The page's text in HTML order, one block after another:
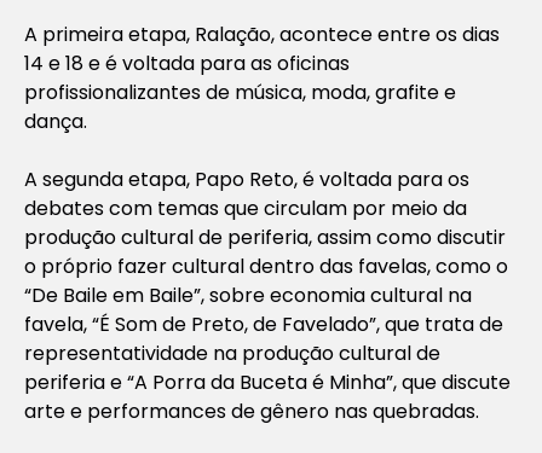
A primeira etapa, Ralação, acontece entre os dias
14 e 18 e é voltada para as oficinas
profissionalizantes de música, moda, grafite e
dança.
A segunda etapa, Papo Reto, é voltada para os
debates com temas que circulam por meio da
produção cultural de periferia, assim como discutir
o próprio fazer cultural dentro das favelas, como o
“De Baile em Baile”, sobre economia cultural na
favela, “É Som de Preto, de Favelado”, que trata de
representatividade na produção cultural de
periferia e “A Porra da Buceta é Minha”, que discute
arte e performances de gênero nas quebradas.